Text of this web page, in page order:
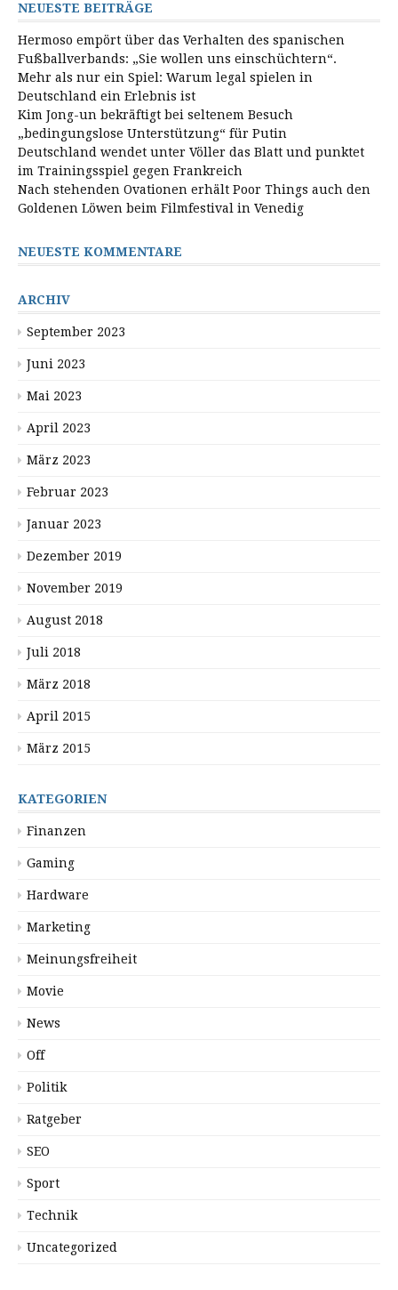
NEUESTE BEITRÄGE
Hermoso empört über das Verhalten des spanischen
Fußballverbands: „Sie wollen uns einschüchtern“.
Mehr als nur ein Spiel: Warum legal spielen in
Deutschland ein Erlebnis ist
Kim Jong-un bekräftigt bei seltenem Besuch
„bedingungslose Unterstützung“ für Putin
Deutschland wendet unter Völler das Blatt und punktet
im Trainingsspiel gegen Frankreich
Nach stehenden Ovationen erhält Poor Things auch den
Goldenen Löwen beim Filmfestival in Venedig
NEUESTE KOMMENTARE
ARCHIV
September 2023
Juni 2023
Mai 2023
April 2023
März 2023
Februar 2023
Januar 2023
Dezember 2019
November 2019
August 2018
Juli 2018
März 2018
April 2015
März 2015
KATEGORIEN
Finanzen
Gaming
Hardware
Marketing
Meinungsfreiheit
Movie
News
Off
Politik
Ratgeber
SEO
Sport
Technik
Uncategorized